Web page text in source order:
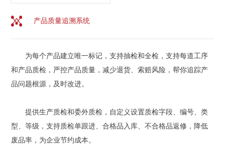
产品质量追溯系统
为每个产品建立唯一标记，支持抽检和全检，支持每道工序
和产品质检，严控产品质量，减少退货、索赔风险，帮你追踪产
品问题根源，及时改进。
提供生产质检和委外质检，自定义设置质检字段、编号、类
型、等级，支持质检单跟进、合格品入库、不合格品返修，降低
废品率，为企业节约成本。